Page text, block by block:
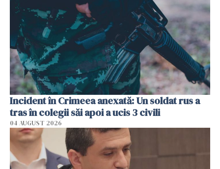
Incident în Crimeea anexată: Un soldat rus a
tras în colegii săi apoi a ucis 3 civili
04 AUGUST 2026